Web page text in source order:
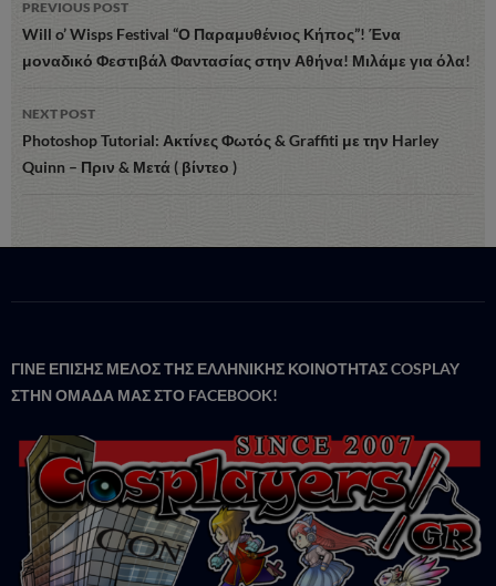
navigation
PREVIOUS POST
Will o’ Wisps Festival “Ο Παραμυθένιος Κήπος”! Ένα
μοναδικό Φεστιβάλ Φαντασίας στην Αθήνα! Μιλάμε για όλα!
NEXT POST
Photoshop Tutorial: Ακτίνες Φωτός & Graffiti με την Harley
Quinn – Πριν & Μετά ( βίντεο )
ΓΙΝΕ ΕΠΙΣΗΣ ΜΕΛΟΣ ΤΗΣ ΕΛΛΗΝΙΚΗΣ ΚΟΙΝΟΤΗΤΑΣ COSPLAY
ΣΤΗΝ ΟΜΑΔΑ ΜΑΣ ΣΤΟ FACΕBOOK!